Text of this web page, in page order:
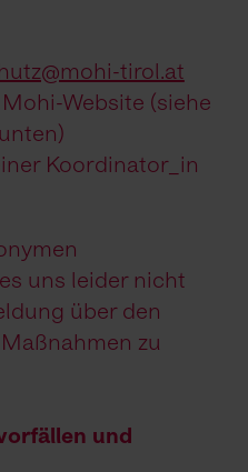
tirol.at
Website (siehe
Koordinator_in
uns leider nicht
über den
zu
und